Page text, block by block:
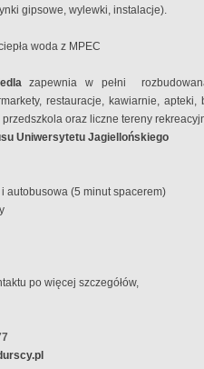
gipsowe, wylewki, instalacje).
woda z MPEC
zapewnia w pełni
restauracje, kawiarnie, apteki,
przedszkola oraz liczne tereny
Uniwersytetu Jagiellońskiego
autobusowa (5 minut spacerem)
po więcej szczegółów,